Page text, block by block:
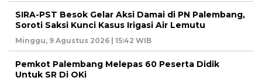
SIRA-PST Besok Gelar Aksi Damai di PN Palembang,
Soroti Saksi Kunci Kasus Irigasi Air Lemutu
Minggu, 9 Agustus 2026 | 15:42 WIB
Pemkot Palembang Melepas 60 Peserta Didik
Untuk SR Di OKi